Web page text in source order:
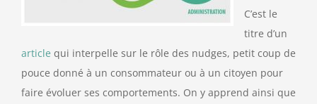
C’est le
titre d’un
article qui interpelle sur le rôle des nudges, petit coup de
pouce donné à un consommateur ou à un citoyen pour
faire évoluer ses comportements. On y apprend ainsi que